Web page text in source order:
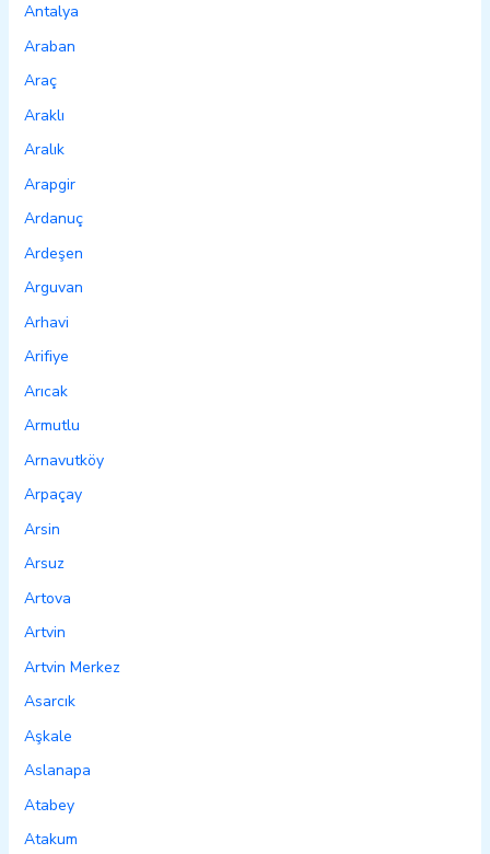
Antalya
Araban
Araç
Araklı
Aralık
Arapgir
Ardanuç
Ardeşen
Arguvan
Arhavi
Arifiye
Arıcak
Armutlu
Arnavutköy
Arpaçay
Arsin
Arsuz
Artova
Artvin
Artvin Merkez
Asarcık
Aşkale
Aslanapa
Atabey
Atakum